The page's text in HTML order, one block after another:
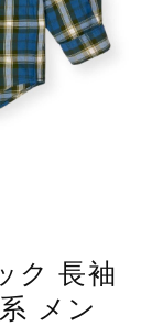
ク 長袖
メン